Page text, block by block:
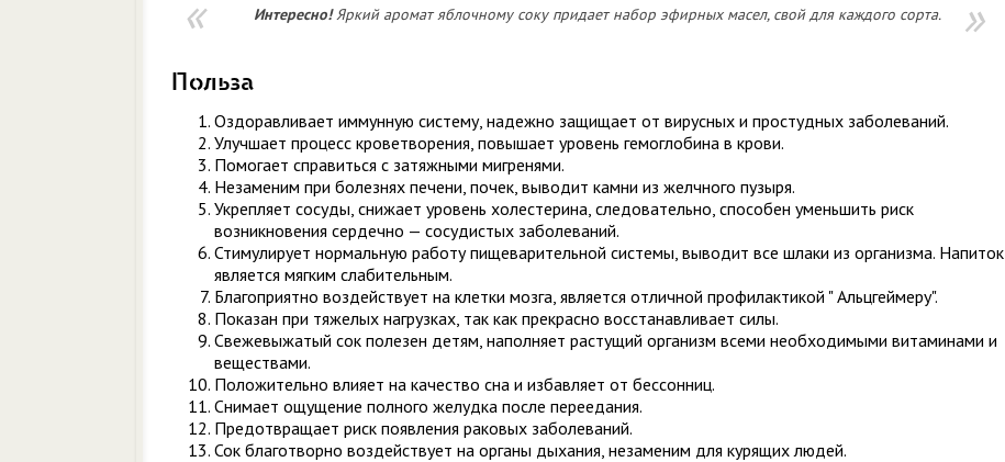
Интересно!Яркий аромат яблочному соку придает набор эфирных масел, свой для каждого сорта.
Польза
Оздоравливает иммунную систему, надежно защищает от вирусных и простудных заболеваний.
Улучшает процесс кроветворения, повышает уровень гемоглобина в крови.
Помогает справиться с затяжными мигренями.
Незаменим при болезнях печени, почек, выводит камни из желчного пузыря.
Укрепляет сосуды, снижает уровень холестерина, следовательно, способен уменьшить риск
возникновения сердечно — сосудистых заболеваний.
Стимулирует нормальную работу пищеварительной системы, выводит все шлаки из организма. Напиток
является мягким слабительным.
Благоприятно воздействует на клетки мозга, является отличной профилактикой " Альцгеймеру".
Показан при тяжелых нагрузках, так как прекрасно восстанавливает силы.
Свежевыжатый сок полезен детям, наполняет растущий организм всеми необходимыми витаминами и
веществами.
Положительно влияет на качество сна и избавляет от бессонниц.
Снимает ощущение полного желудка после переедания.
Предотвращает риск появления раковых заболеваний.
Сок благотворно воздействует на органы дыхания, незаменим для курящих людей.